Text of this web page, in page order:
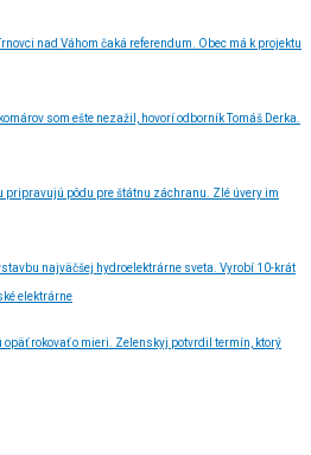
nad Váhom čaká referendum. Obec má k projektu
som ešte nezažil, hovorí odborník Tomáš Derka.
pripravujú pôdu pre štátnu záchranu. Zlé úvery im
najväčšej hydroelektrárne sveta. Vyrobí 10-krát
elektrárne
opäť rokovať o mieri. Zelenskyj potvrdil termín, ktorý